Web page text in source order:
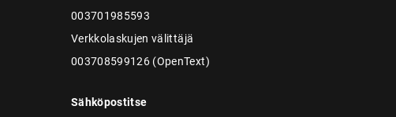
003701985593
Verkkolaskujen välittäjä
003708599126 (OpenText)
Sähköpostitse